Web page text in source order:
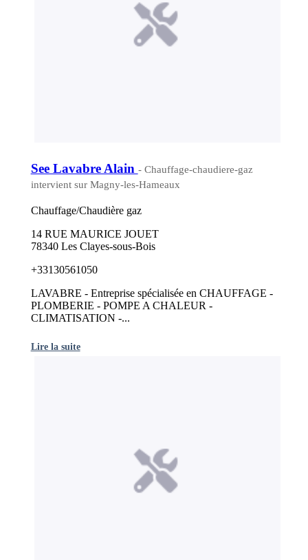
See Lavabre Alain - Chauffage-chaudiere-gaz
intervient sur Magny-les-Hameaux
Chauffage/Chaudière gaz
14 RUE MAURICE JOUET
78340 Les Clayes-sous-Bois
+33130561050
LAVABRE - Entreprise spécialisée en CHAUFFAGE -
PLOMBERIE - POMPE A CHALEUR -
CLIMATISATION -...
Lire la suite